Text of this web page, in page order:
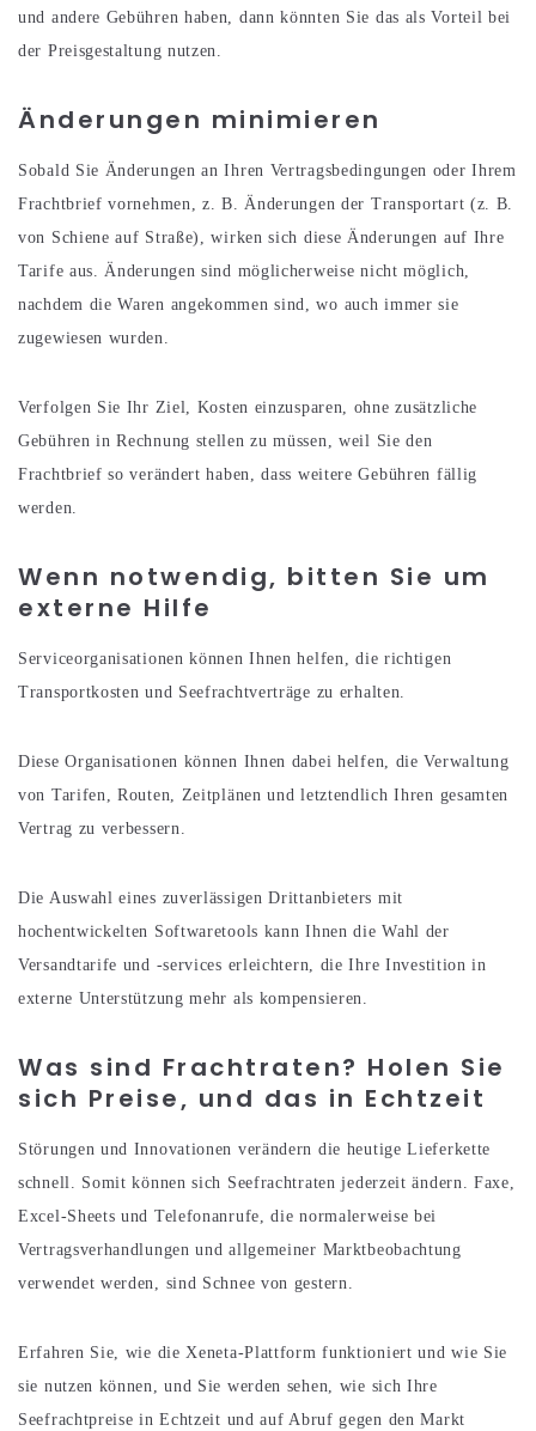
und andere Gebühren haben, dann könnten Sie das als Vorteil bei
der Preisgestaltung nutzen.
Änderungen minimieren
Sobald Sie Änderungen an Ihren Vertragsbedingungen oder Ihrem
Frachtbrief vornehmen, z. B. Änderungen der Transportart (z. B.
von Schiene auf Straße), wirken sich diese Änderungen auf Ihre
Tarife aus. Änderungen sind möglicherweise nicht möglich,
nachdem die Waren angekommen sind, wo auch immer sie
zugewiesen wurden.
Verfolgen Sie Ihr Ziel, Kosten einzusparen, ohne zusätzliche
Gebühren in Rechnung stellen zu müssen, weil Sie den
Frachtbrief so verändert haben, dass weitere Gebühren fällig
werden.
Wenn notwendig, bitten Sie um
externe Hilfe
Serviceorganisationen können Ihnen helfen, die richtigen
Transportkosten und Seefrachtverträge zu erhalten.
Diese Organisationen können Ihnen dabei helfen, die Verwaltung
von Tarifen, Routen, Zeitplänen und letztendlich Ihren gesamten
Vertrag zu verbessern.
Die Auswahl eines zuverlässigen Drittanbieters mit
hochentwickelten Softwaretools kann Ihnen die Wahl der
Versandtarife und -services erleichtern, die Ihre Investition in
externe Unterstützung mehr als kompensieren.
Was sind Frachtraten? Holen Sie
sich Preise, und das in Echtzeit
Störungen und Innovationen verändern die heutige Lieferkette
schnell. Somit können sich Seefrachtraten jederzeit ändern. Faxe,
Excel-Sheets und Telefonanrufe, die normalerweise bei
Vertragsverhandlungen und allgemeiner Marktbeobachtung
verwendet werden, sind Schnee von gestern.
Erfahren Sie, wie die Xeneta-Plattform funktioniert und wie Sie
sie nutzen können, und Sie werden sehen, wie sich Ihre
Seefrachtpreise in Echtzeit und auf Abruf gegen den Markt